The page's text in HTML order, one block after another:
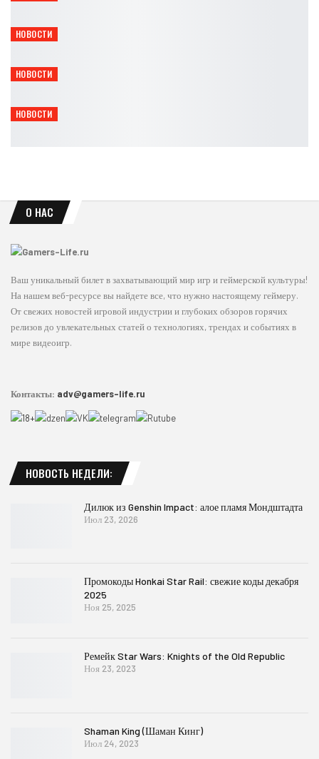
НОВОСТИ
Serious Sam: Shatterverse выйдет уже 31 августа
НОВОСТИ
Gothic 1 Remake получит Marvin Mode и Mod Kit
НОВОСТИ
Titan Quest II получила мастерство духов и крафт
О НАС
Ваш уникальный билет в захватывающий мир игр и геймерской культуры!
На нашем веб-ресурсе вы найдете все, что нужно настоящему геймеру.
От свежих новостей игровой индустрии и глубоких обзоров горячих
релизов до увлекательных статей о технологиях, трендах и событиях в
мире видеоигр.
Контакты: adv@gamers-life.ru
НОВОСТЬ НЕДЕЛИ:
Дилюк из Genshin Impact: алое пламя Мондштадта
Июл 23, 2026
Промокоды Honkai Star Rail: свежие коды декабря
2025
Ноя 25, 2025
Ремейк Star Wars: Knights of the Old Republic
Ноя 23, 2023
Shaman King (Шаман Кинг)
Июл 24, 2023